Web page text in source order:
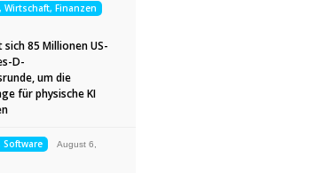
Wirtschaft, Finanzen
sich 85 Millionen US-
D-
um die
für physische KI
Software
August 6,